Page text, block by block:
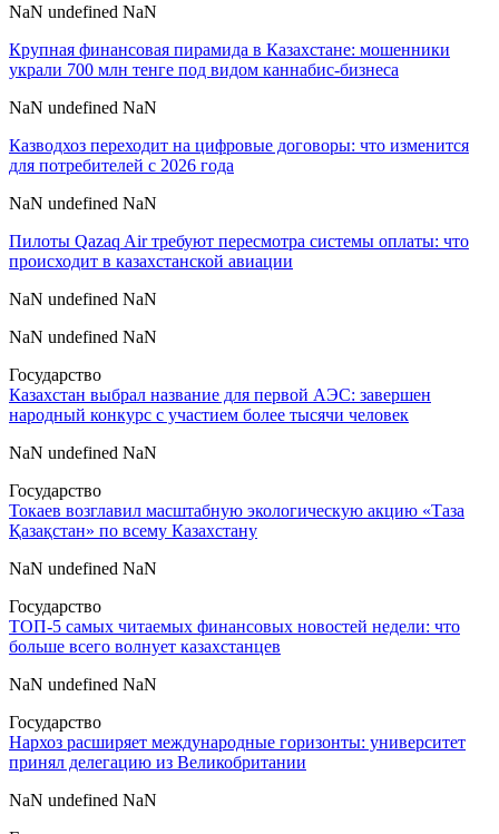
NaN undefined NaN
Крупная финансовая пирамида в Казахстане: мошенники
украли 700 млн тенге под видом каннабис-бизнеса
NaN undefined NaN
Казводхоз переходит на цифровые договоры: что изменится
для потребителей с 2026 года
NaN undefined NaN
Пилоты Qazaq Air требуют пересмотра системы оплаты: что
происходит в казахстанской авиации
NaN undefined NaN
NaN undefined NaN
Государство
Казахстан выбрал название для первой АЭС: завершен
народный конкурс с участием более тысячи человек
NaN undefined NaN
Государство
Токаев возглавил масштабную экологическую акцию «Таза
Қазақстан» по всему Казахстану
NaN undefined NaN
Государство
ТОП-5 самых читаемых финансовых новостей недели: что
больше всего волнует казахстанцев
NaN undefined NaN
Государство
Нархоз расширяет международные горизонты: университет
принял делегацию из Великобритании
NaN undefined NaN